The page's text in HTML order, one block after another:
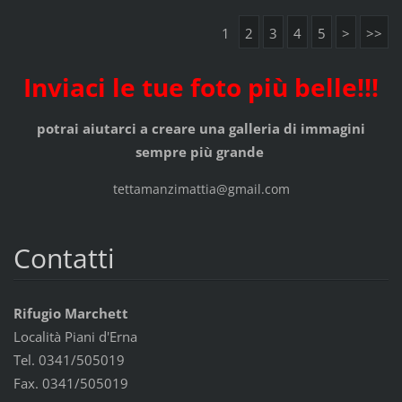
1 2 3 4 5 > >>
Inviaci le tue foto più belle!!!
potrai aiutarci a creare una galleria di immagini
sempre più grande
tettamanzimattia@gmail.com
Contatti
Rifugio Marchett
Località Piani d'Erna
Tel. 0341/505019
Fax. 0341/505019